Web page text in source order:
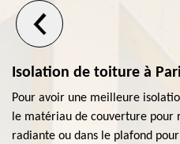
Isolation de toiture à
Pour avoir une meilleure
le matériau de couverture pour
radiante ou dans le plafond